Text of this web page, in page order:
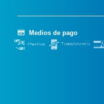
Medios de pago